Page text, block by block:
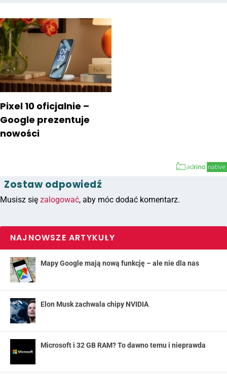
Pixel 10 oficjalnie –
Google prezentuje
nowości
Zostaw odpowiedź
Musisz się zalogować, aby móc dodać komentarz.
NAJNOWSZE ARTYKUŁY
Mapy Google mają nową funkcję – ale nie dla nas
Elon Musk zachwala chipy NVIDIA
Microsoft i 32 GB RAM? To dawno temu i nieprawda